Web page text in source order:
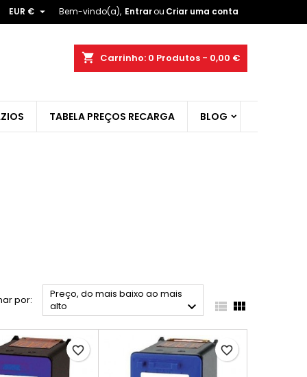
Bem-vindo(a), Entrarou Criar uma conta
EUR € 
shopping_cart Carrinho: 0 Produtos - 0,00 €
TABELA PREÇOS RECARGA BLOG
por:
Preço, do mais baixo ao mais
alto
  
favorite_border favorite_border